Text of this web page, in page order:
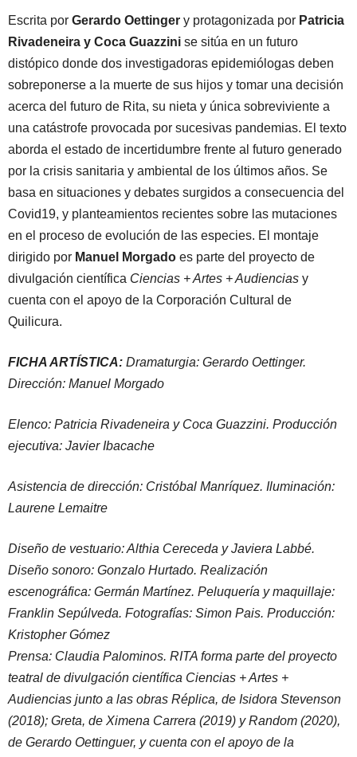
Escrita por Gerardo Oettinger y protagonizada por Patricia
Rivadeneira y Coca Guazzini se sitúa en un futuro
distópico donde dos investigadoras epidemiólogas deben
sobreponerse a la muerte de sus hijos y tomar una decisión
acerca del futuro de Rita, su nieta y única sobreviviente a
una catástrofe provocada por sucesivas pandemias. El texto
aborda el estado de incertidumbre frente al futuro generado
por la crisis sanitaria y ambiental de los últimos años. Se
basa en situaciones y debates surgidos a consecuencia del
Covid19, y planteamientos recientes sobre las mutaciones
en el proceso de evolución de las especies. El montaje
dirigido por Manuel Morgado es parte del proyecto de
divulgación científica Ciencias + Artes + Audiencias y
cuenta con el apoyo de la Corporación Cultural de
Quilicura.
FICHA ARTÍSTICA: Dramaturgia: Gerardo Oettinger.
Dirección: Manuel Morgado
Elenco: Patricia Rivadeneira y Coca Guazzini. Producción
ejecutiva: Javier Ibacache
Asistencia de dirección: Cristóbal Manríquez. Iluminación:
Laurene Lemaitre
Diseño de vestuario: Althia Cereceda y Javiera Labbé.
Diseño sonoro: Gonzalo Hurtado. Realización
escenográfica: Germán Martínez. Peluquería y maquillaje:
Franklin Sepúlveda. Fotografías: Simon Pais. Producción:
Kristopher Gómez
Prensa: Claudia Palominos. RITA forma parte del proyecto
teatral de divulgación científica Ciencias + Artes +
Audiencias junto a las obras Réplica, de Isidora Stevenson
(2018); Greta, de Ximena Carrera (2019) y Random (2020),
de Gerardo Oettinguer, y cuenta con el apoyo de la